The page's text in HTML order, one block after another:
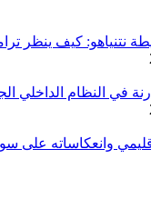
نتنياهو: كيف ينظر
في النظام
وانعكاساته على